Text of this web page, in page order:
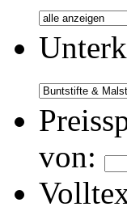
von: